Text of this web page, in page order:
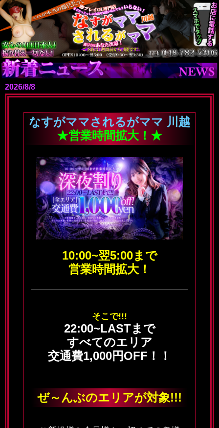
2026/8/8
なすがママされるがママ 川越
★営業時間拡大！★
10:00~翌5:00まで
営業時間拡大！
そこで!!!
22:00~LASTまで
すべてのエリア
交通費1,000円OFF！！
ぜ～んぶのエリアが対象!!!